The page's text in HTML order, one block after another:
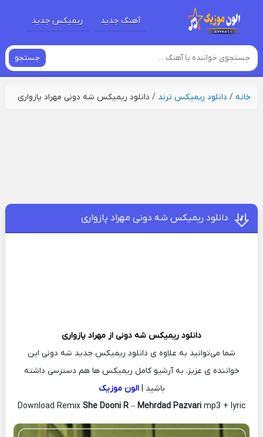
آهنگ جدید ریمیکس جدید
جستجو
خانه/ دانلود ریمیکس ترند / دانلود ریمیکس شه دونی مهراد پازواری
دانلود ریمیکس شه دونی مهراد پازواری
دانلود ریمیکس شه دونی از مهراد پازواری
شما می‌توانید به علاوه ی دانلود ریمیکس جدید شه دونی این
خواننده ی عزیز، به آرشیو کامل ریمیکس ها هم دسترسی داشته
باشید |الون موزیک
Download Remix She Dooni R – Mehrdad Pazvari mp3 + lyric